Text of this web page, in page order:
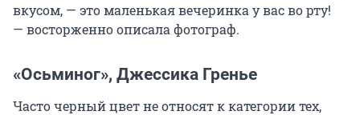
вкусом, — это маленькая вечеринка у вас во рту!
— восторженно описала фотограф.
«Осьминог», Джессика Гренье
Часто черный цвет не относят к категории тех,